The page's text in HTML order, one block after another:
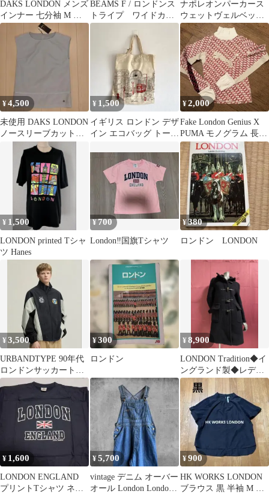
DAKS LONDON メンズ
インナー 七分袖 M 新
品タグ付き 大丸購入
BEAMS F / ロンドンス
トライプ ワイドカラ
ーシャツ
ナポレオンパーカース
ウェットヴェルベット
Jaded London平成ギャ
ル海外
¥4,500
未使用 DAKS LONDON
ノースリーブカットソ
¥ 1,500
イギリス ロンドン デザ
イン エコバッグ トート
¥2,000
Fake London Genius X
PUMA モノグラム 長袖
ニット M
¥ 1,500
LONDON printed Tシャ
ツ Hanes
¥700
London‼️国旗Tシャツ
¥380
ロンドン LONDON
¥3,500
URBANDTYPE 90年代
ロンドンサッカートラ
ックジャケット ネイビ
¥300
ロンドン
¥8,900
LONDON Tradition◆イ
ングランド製◆レディ
ースダッフルコート
¥ 1,600
LONDON ENGLAND
プリントTシャツ ネイ
¥5,700
vintage デニム オーバー
オール London London
¥900
HK WORKS LONDON
ブラウス 黒 半袖 M ブ